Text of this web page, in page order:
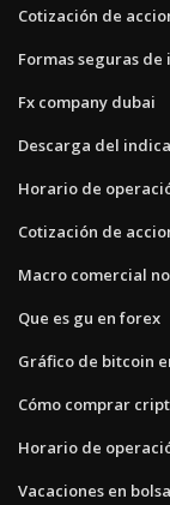
Cotización de
Formas seguras
Fx company dubai
Descarga del
Horario de
Cotización de
Macro comercial
Que es gu en forex
Gráfico de bitcoin
Cómo comprar
Horario de
Vacaciones en